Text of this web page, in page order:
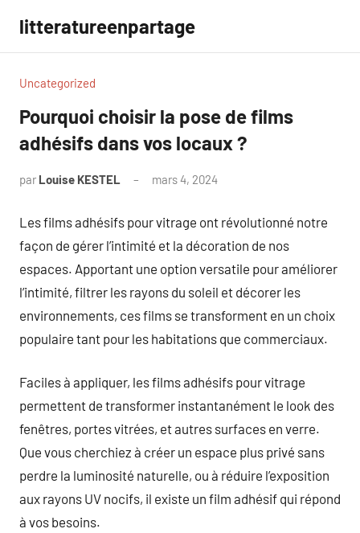
contenu
litteratureenpartage
Uncategorized
Pourquoi choisir la pose de films
adhésifs dans vos locaux ?
par Louise KESTEL mars 4, 2024
Les films adhésifs pour vitrage ont révolutionné notre
façon de gérer l’intimité et la décoration de nos
espaces. Apportant une option versatile pour améliorer
l’intimité, filtrer les rayons du soleil et décorer les
environnements, ces films se transforment en un choix
populaire tant pour les habitations que commerciaux.
Faciles à appliquer, les films adhésifs pour vitrage
permettent de transformer instantanément le look des
fenêtres, portes vitrées, et autres surfaces en verre.
Que vous cherchiez à créer un espace plus privé sans
perdre la luminosité naturelle, ou à réduire l’exposition
aux rayons UV nocifs, il existe un film adhésif qui répond
à vos besoins.